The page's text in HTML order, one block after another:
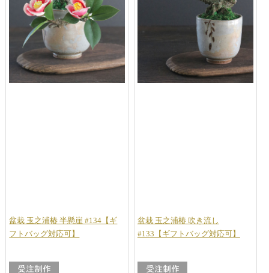
盆栽 玉之浦椿 半懸崖 #134【ギ
フトバッグ対応可】
盆栽 玉之浦椿 吹き流し
#133【ギフトバッグ対応可】